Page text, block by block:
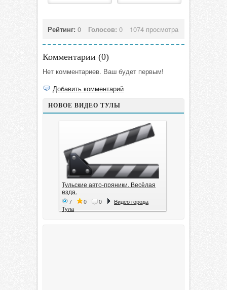
Рейтинг: 0 Голосов: 0 1074 просмотра
Комментарии (0)
Нет комментариев. Ваш будет первым!
Добавить комментарий
НОВОЕ ВИДЕО ТУЛЫ
Тульские авто-пряники. Весёлая
езда.
7 0 0
Видео города
Тула